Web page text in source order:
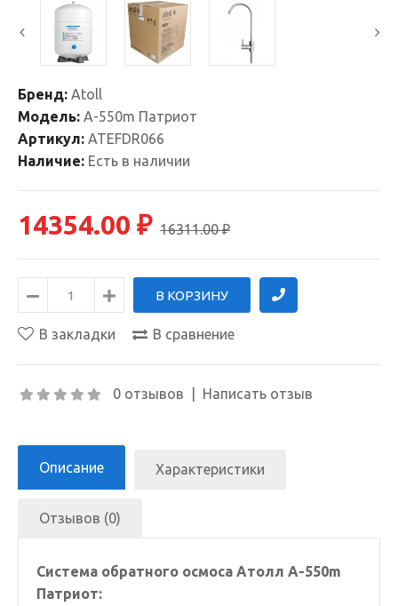
Бренд: Atoll
Модель: А-550m Патриот
Артикул: ATEFDR066
Наличие: Есть в наличии
14354.00 ₽ 16311.00 ₽
В закладки В сравнение
0 отзывов Написать отзыв
Описание Характеристики
Отзывов (0)
Система обратного осмоса Атолл А-550m
Патриот: